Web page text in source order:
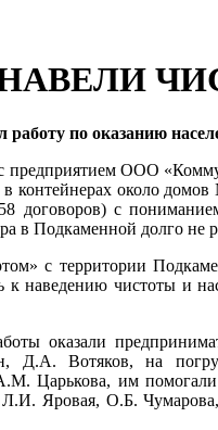
по оказанию
предприятием ООО
в контейнерах около
договоров) с
в Подкаменной долго не
с территории
к наведению чистоты и
оказали
Вотяков, на
Царькова, им
Яровая, О.Б.